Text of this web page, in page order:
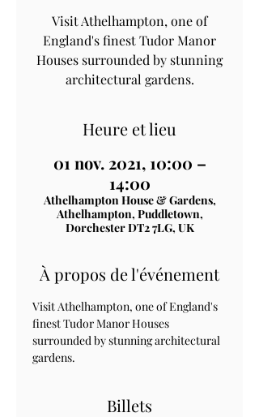
Visit Athelhampton, one of
England's finest Tudor Manor
Houses surrounded by stunning
architectural gardens.
Heure et lieu
01 nov. 2021, 10:00 –
14:00
Athelhampton House & Gardens,
Athelhampton, Puddletown,
Dorchester DT2 7LG, UK
À propos de l'événement
Visit Athelhampton, one of England's
finest Tudor Manor Houses
surrounded by stunning architectural
gardens.
Billets